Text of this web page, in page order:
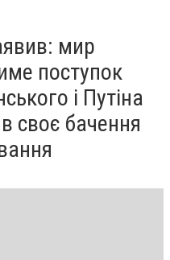
мир
поступок
і Путіна
своє бачення